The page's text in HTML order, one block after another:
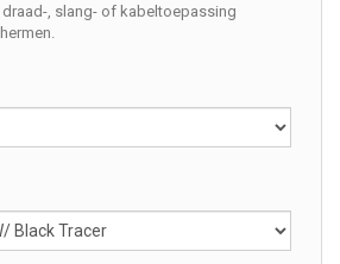
, slang- of kabeltoepassing